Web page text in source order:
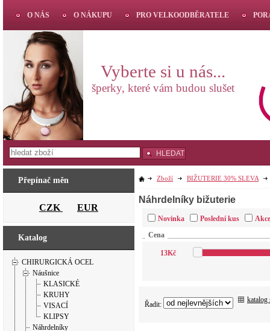
Přepínač měn
CZK EUR
Katalog
CHIRURGICKÁ OCEL
Náušnice
KLASICKÉ
KRUHY
VISACÍ
KLIPSY
Náhrdelníky
Zboží BIŽUTERIE 30% SLEVA
Náhrdelníky bižuterie
Novinka Poslední kus
Akce
Cena
13Kč
Řadit:
katalog
O NÁS O NÁKUPU PRO VELKOODBĚRATELE
Vyberte si u nás...
šperky, které vám budou slušet
HLEDAT